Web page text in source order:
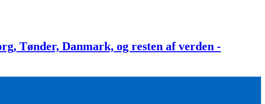
Tønder, Danmark, og resten af verden -